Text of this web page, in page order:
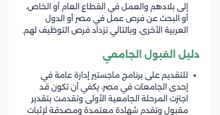
إلى بلادهم والعمل في القطاع العام أو الخاص،
أو البحث عن فرص عمل في مصر أو الدول
العربية الأخرى، وبالتالي تزداد فرص التوظيف لهم.
دليل القبول الجامعي
للتقديم على برنامج ماجستير إدارة عامة في
إحدى الجامعات في مصر، يكفي أن تكون قد
اجتزت المرحلة الجامعية الأولى وتقدمت بتقدير
مقبول وتقدم شهادة معتمدة ومصدقة لإثبات